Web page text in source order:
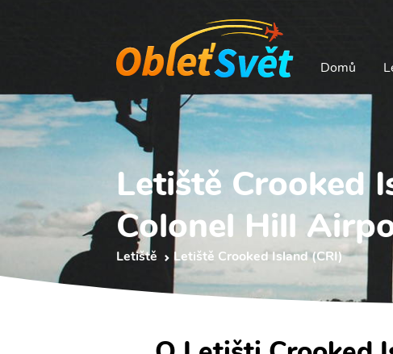
Domů
Letiště Crooked
Colonel Hill
Letiště Letiště Crooked Island (CRI)